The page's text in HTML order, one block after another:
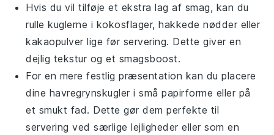
Hvis du vil tilføje et ekstra lag af smag, kan du
rulle kuglerne i kokosflager,hakkede nødder eller
kakaopulver lige før servering. Dette giver en
dejlig tekstur og et smagsboost.
For en mere festlig præsentation kan du placere
dine havregrynskugler i små papirforme eller på
et smukt fad. Dette gør dem perfekte til
servering ved særlige lejligheder eller som en